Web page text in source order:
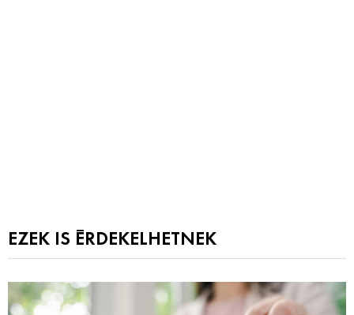
EZEK IS ÉRDEKELHETNEK